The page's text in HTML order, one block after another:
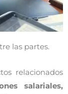
las partes.
relacionados
salariales,